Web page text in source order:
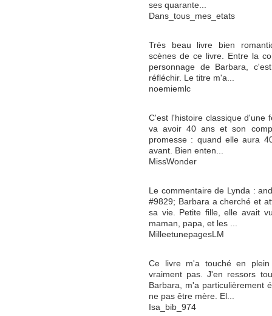
ses quarante...
Dans_tous_mes_etats
Très beau livre bien
scènes de ce livre. Entre la
personnage de Barbara,
réfléchir. Le titre m'a...
noemiemlc
C'est l'histoire classique d'une
va avoir 40 ans et son
promesse : quand elle aura
avant. Bien enten...
MissWonder
Le commentaire de Lynda :
#9829; Barbara a cherché et
sa vie. Petite fille, elle avait
maman, papa, et les ...
MilleetunepagesLM
Ce livre m'a touché en
vraiment pas. J'en ressors
Barbara, m'a particulièrement
ne pas être mère. El...
Isa_bib_974